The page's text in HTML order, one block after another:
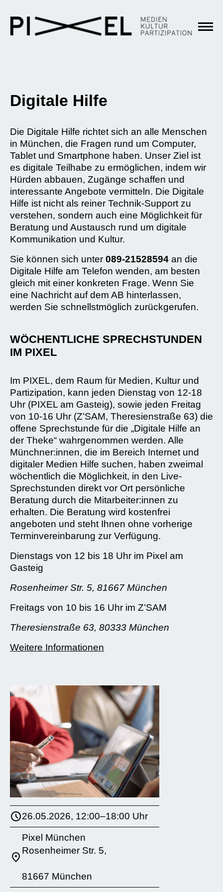
Digitale Hilfe
Die Digitale Hilfe richtet sich an alle Menschen
in München, die Fragen rund um Computer,
Tablet und Smartphone haben. Unser Ziel ist
es digitale Teilhabe zu ermöglichen, indem wir
Hürden abbauen, Zugänge schaffen und
interessante Angebote vermitteln. Die Digitale
Hilfe ist nicht als reiner Technik-Support zu
verstehen, sondern auch eine Möglichkeit für
Beratung und Austausch rund um digitale
Kommunikation und Kultur.
Sie können sich unter 089-21528594 an die
Digitale Hilfe am Telefon wenden, am besten
gleich mit einer konkreten Frage. Wenn Sie
eine Nachricht auf dem AB hinterlassen,
werden Sie schnellstmöglich zurückgerufen.
WÖCHENTLICHE SPRECHSTUNDEN
IM PIXEL
Im PIXEL, dem Raum für Medien, Kultur und
Partizipation, kann jeden Dienstag von 12-18
Uhr (PIXEL am Gasteig), sowie jeden Freitag
von 10-16 Uhr (Z’SAM, Theresienstraße 63) die
offene Sprechstunde für die „Digitale Hilfe an
der Theke“ wahrgenommen werden. Alle
Münchner:innen, die im Bereich Internet und
digitaler Medien Hilfe suchen, haben zweimal
wöchentlich die Möglichkeit, in den Live-
Sprechstunden direkt vor Ort persönliche
Beratung durch die Mitarbeiter:innen zu
erhalten. Die Beratung wird kostenfrei
angeboten und steht Ihnen ohne vorherige
Terminvereinbarung zur Verfügung.
Dienstags von 12 bis 18 Uhr im Pixel am
Gasteig
Rosenheimer Str. 5, 81667 München
Freitags von 10 bis 16 Uhr im Z’SAM
Theresienstraße 63, 80333 München
Weitere Informationen
26.05.2026, 12:00–18:00 Uhr
Pixel München
Rosenheimer Str. 5,
81667 München